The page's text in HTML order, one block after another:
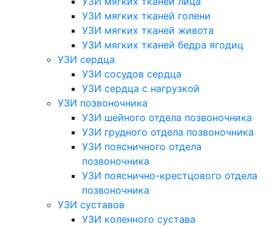
УЗИ мягких тканей голени
УЗИ мягких тканей живота
УЗИ мягких тканей бедра ягодиц
УЗИ сердца
УЗИ сосудов сердца
УЗИ сердца с нагрузкой
УЗИ позвоночника
УЗИ шейного отдела позвоночника
УЗИ грудного отдела позвоночника
УЗИ поясничного отдела
позвоночника
УЗИ пояснично-крестцового отдела
позвоночника
УЗИ суставов
УЗИ коленного сустава